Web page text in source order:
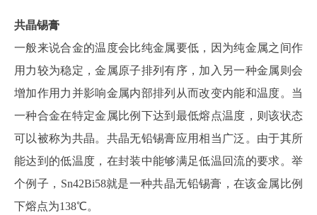
共晶锡膏
一般来说合金的温度会比纯金属要低，因为纯金属之间作
用力较为稳定，金属原子排列有序，加入另一种金属则会
增加作用力并影响金属内部排列从而改变内能和温度。当
一种合金在特定金属比例下达到最低熔点温度，则该状态
可以被称为共晶。共晶无铅锡膏应用相当广泛。由于其所
能达到的低温度，在封装中能够满足低温回流的要求。举
个例子， Sn42Bi58就是一种共晶无铅锡膏，在该金属比例
下熔点为138℃。